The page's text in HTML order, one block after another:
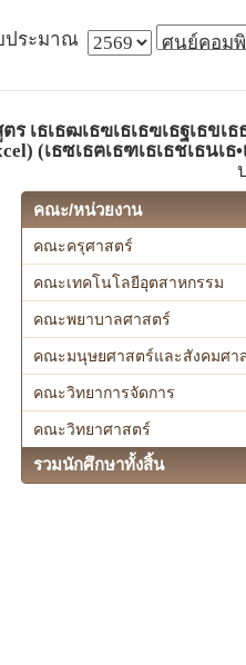
ประมาณ
ธฒเธฃเธเธฃเธฐเธขเธธเธเ
(เธซเธฅเธฑเธเธชเธนเธ
คณะ/หน่วยงาน
คณะครุศาสตร์
คณะเทคโนโลยีอุตสาหกรรม
คณะพยาบาลศาสตร์
คณะมนุษยศาสตร์และสังคมศา
คณะวิทยาการจัดการ
คณะวิทยาศาสตร์
รวมนักศึกษาทั้งสิ้น